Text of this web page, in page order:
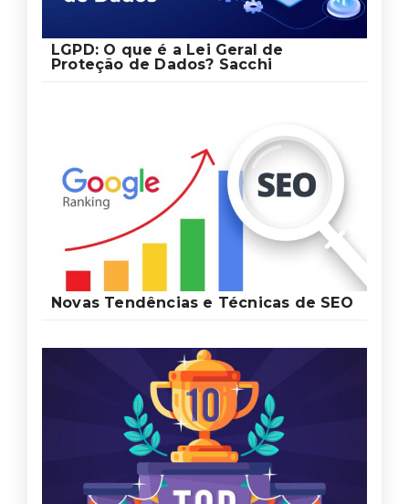
LGPD: O que é a Lei Geral de
Proteção de Dados? Sacchi
Novas Tendências e Técnicas de SEO